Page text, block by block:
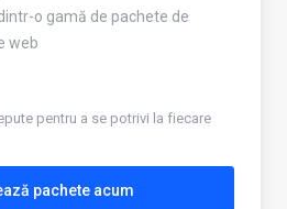
o gamă de pachete de
web
pentru a se potrivi la fiecare
pachete acum